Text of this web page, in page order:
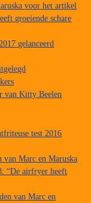
voor het artikel
groeiende schare
gelanceerd
van Kitty Beelen
test 2016
van Marc en Maruska
“De airfryer heeft
van Marc en